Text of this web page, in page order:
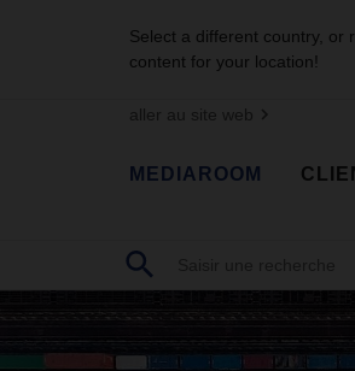
Select a different country, or
content for your location!
aller au site web
MEDIAROOM